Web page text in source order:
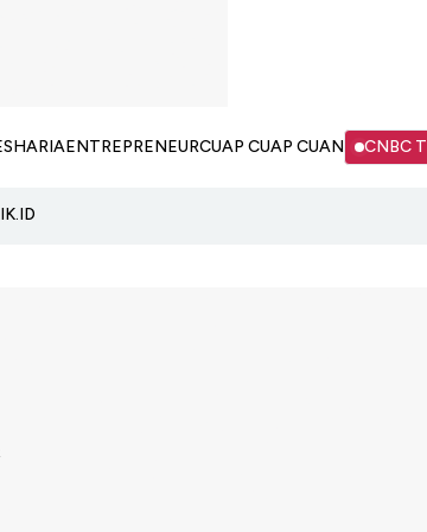
SHARIAENTREPRENEURCUAP CUAP CUAN CNBC